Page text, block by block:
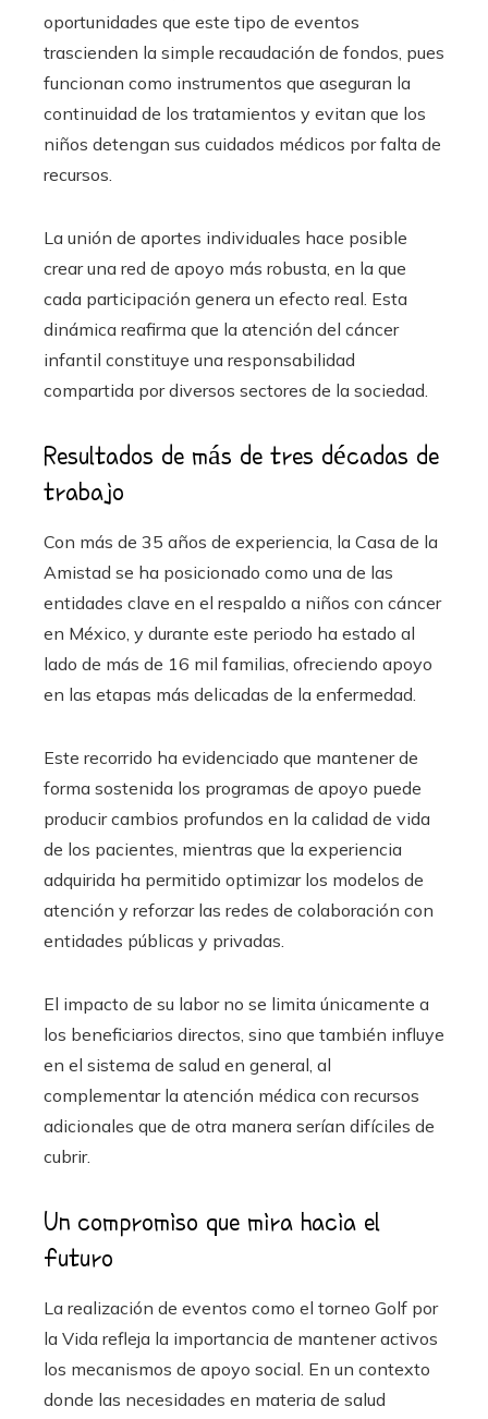
oportunidades que este tipo de eventos
trascienden la simple recaudación de fondos, pues
funcionan como instrumentos que aseguran la
continuidad de los tratamientos y evitan que los
niños detengan sus cuidados médicos por falta de
recursos.
La unión de aportes individuales hace posible
crear una red de apoyo más robusta, en la que
cada participación genera un efecto real. Esta
dinámica reafirma que la atención del cáncer
infantil constituye una responsabilidad
compartida por diversos sectores de la sociedad.
Resultados de más de tres décadas de
trabajo
Con más de 35 años de experiencia, la Casa de la
Amistad se ha posicionado como una de las
entidades clave en el respaldo a niños con cáncer
en México, y durante este periodo ha estado al
lado de más de 16 mil familias, ofreciendo apoyo
en las etapas más delicadas de la enfermedad.
Este recorrido ha evidenciado que mantener de
forma sostenida los programas de apoyo puede
producir cambios profundos en la calidad de vida
de los pacientes, mientras que la experiencia
adquirida ha permitido optimizar los modelos de
atención y reforzar las redes de colaboración con
entidades públicas y privadas.
El impacto de su labor no se limita únicamente a
los beneficiarios directos, sino que también influye
en el sistema de salud en general, al
complementar la atención médica con recursos
adicionales que de otra manera serían difíciles de
cubrir.
Un compromiso que mira hacia el
futuro
La realización de eventos como el torneo Golf por
la Vida refleja la importancia de mantener activos
los mecanismos de apoyo social. En un contexto
donde las necesidades en materia de salud